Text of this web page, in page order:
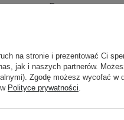
Essence -
Imbirem - 30ml
OUTLET
na stronie i prezentować Ci
jak i naszych partnerów.
Zgodę możesz wycofać w
Polityce prywatności.